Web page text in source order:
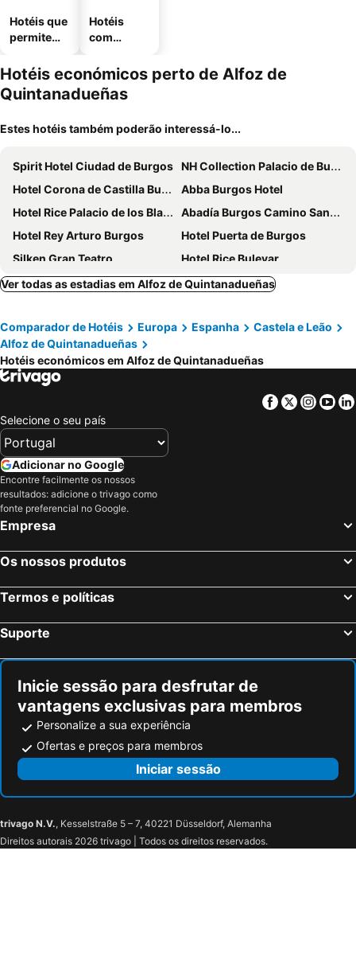
Hotéis que
permitem
Hotéis
com
mento
Hotéis económicos perto de Alfoz de
Quintanadueñas
Estes hotéis também poderão interessá-lo...
Spirit Hotel Ciudad de Burgos NH Collection Palacio de Burgos
Hotel Corona de Castilla Burgos
Abba Burgos Hotel
Hotel Rice Palacio de los Blasones
Abadía Burgos Camino Santiago
Hotel Rey Arturo Burgos
Hotel Puerta de Burgos
Silken Gran Teatro
Hotel Rice Bulevar
Hotel Las Terrazas
AC Hotel Burgos
Hotel Maria Luisa
Hotel Rice Reyes Católicos
Hotel Azofra
Crisol Almirante Bonifaz
Hotel Alda Cardeña
Alda Puerto Seco
Hotel Area Serrano
Landa
Hotel Los Braseros
Hotel El Peregrino
Hostal Arlanzón
Hotel Alda Entrearcos
Hostal Campus
Urban Burgos
Hotel Cuéntame
Hostal riMboMbin
Hotel Via Gotica
El Alfoz de Burgos
Hotel Las Vegas
Hotel Puerta Romeros
Atuaire
Garcia Hostal
Hostal Acanto
Restaurante El Vallés
Ver todas as estadias em Alfoz de Quintanadueñas
Comparador de Hotéis Europa Espanha
Castela e Leão
Alfoz de Quintanadueñas
Hotéis económicos em Alfoz de Quintanadueñas
Facebook
Twitter
Selecione o seu país
Adicionar no Google
Encontre facilmente os nossos
resultados: adicione o trivago como
fonte preferencial no Google.
Empresa
Os nossos produtos
Termos e políticas
Suporte
Inicie sessão para desfrutar de
vantagens exclusivas para membros
Personalize a sua experiência
Ofertas e preços para membros
Iniciar sessão
trivago N.V., Kesselstraße 5 – 7, 40221 Düsseldorf, Alemanha
Direitos autorais 2026 trivago | Todos os direitos reservados.